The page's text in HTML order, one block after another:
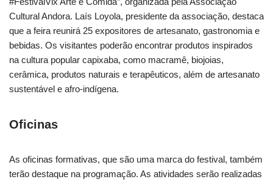
Cultural Andora. Laís Loyola, presidente da associação, destaca
que a feira reunirá 25 expositores de artesanato, gastronomia e
bebidas. Os visitantes poderão encontrar produtos inspirados
na cultura popular capixaba, como macramê, biojoias,
cerâmica, produtos naturais e terapêuticos, além de artesanato
sustentável e afro-indígena.
Oficinas
As oficinas formativas, que são uma marca do festival, também
terão destaque na programação. As atividades serão realizadas